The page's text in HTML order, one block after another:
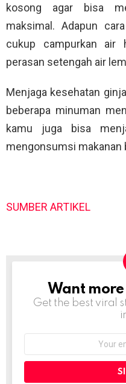
kosong agar bisa
maksimal. Adapun
cukup campurkan air
perasan setengah air
Menjaga kesehatan
beberapa minuman
kamu juga bisa
mengonsumsi makanan
SUMBER ARTIKEL
NEWSLETTER
Want
Get the best viral